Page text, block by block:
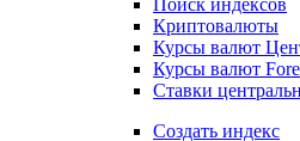
Получить доступ
Индикаторы рынка
Поиск индексов
Курсы валют